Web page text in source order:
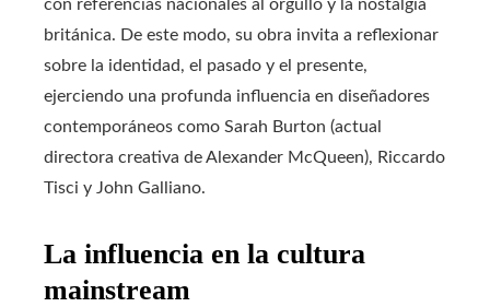
con referencias nacionales al orgullo y la nostalgia
británica. De este modo, su obra invita a reflexionar
sobre la identidad, el pasado y el presente,
ejerciendo una profunda influencia en diseñadores
contemporáneos como Sarah Burton (actual
directora creativa de Alexander McQueen), Riccardo
Tisci y John Galliano.
La influencia en la cultura
mainstream